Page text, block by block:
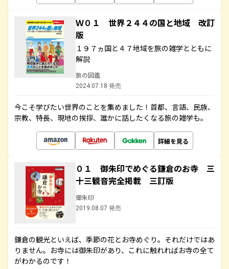
Ｗ０１ 世界２４４の国と地域 改訂
版
１９７ヵ国と４７地域を旅の雑学とともに
解説
旅の図鑑
2024.07.18 発売
今こそ学びたい世界のことを集めました！首都、言語、民族、
宗教、特長、現地の挨拶、誰かに話したくなる旅の雑学も。
詳細を見る
０１ 御朱印でめぐる鎌倉のお寺 三
十三観音完全掲載 三訂版
御朱印
2019.08.07 発売
鎌倉の観光といえば、季節の花とお寺めぐり。それだけではあ
りません。お寺には御朱印があり、これに触れればお寺の全て
がわかるのです！